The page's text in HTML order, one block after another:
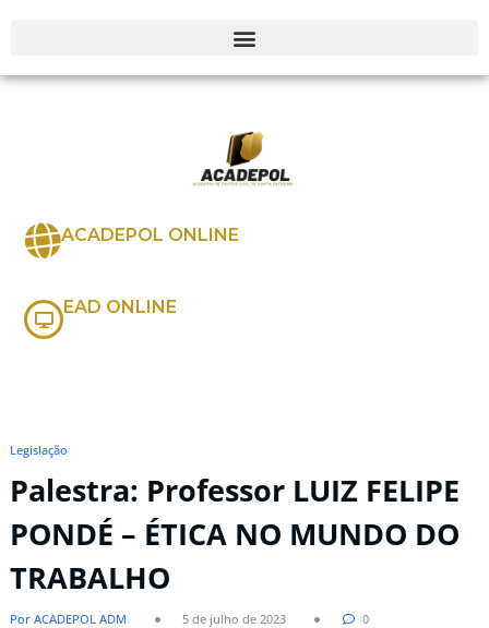
ACADEPOL ONLINE
EAD ONLINE
Legislação
Palestra: Professor LUIZ FELIPE
PONDÉ – ÉTICA NO MUNDO DO
TRABALHO
Por ACADEPOL ADM 5 de julho de 2023 0